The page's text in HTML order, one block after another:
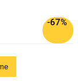
-67%